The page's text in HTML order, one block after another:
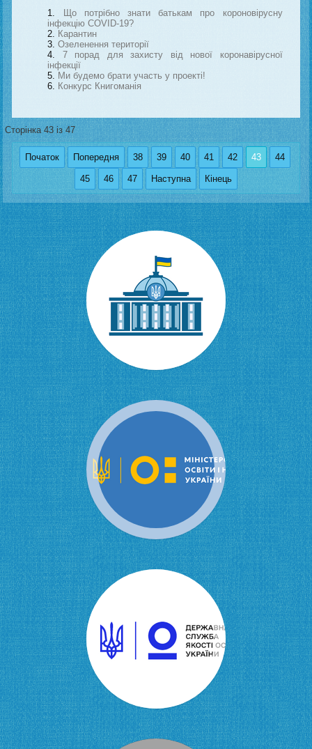
Що потрібно знати батькам про короновірусну
інфекцію COVID-19?
Карантин
Озеленення території
7 порад для захисту від нової коронавірусної
інфекції
Ми будемо брати участь у проекті!
Конкурс Книгоманія
Сторінка 43 із 47
Початок Попередня 38 39 40 41 42 43 44
45 46 47 Наступна Кінець